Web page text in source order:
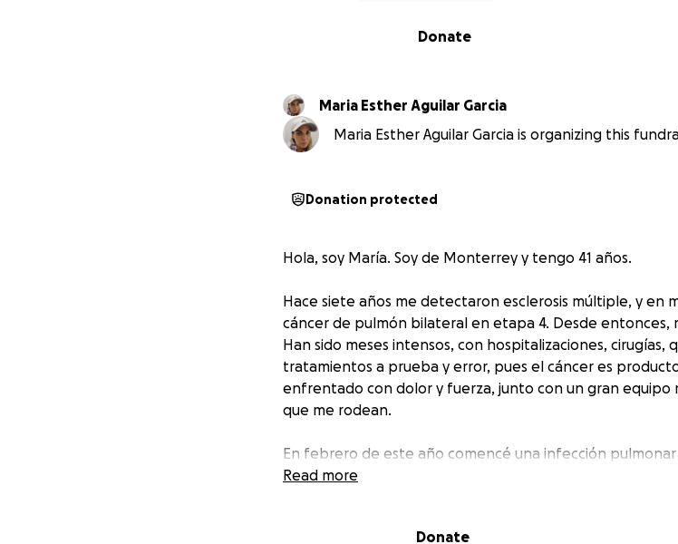
Donate
Maria Esther Aguilar Garcia
Maria Esther Aguilar Garcia is organizing this
Donation protected
Hola, soy María. Soy de Monterrey y tengo 41 años.
Hace siete años me detectaron esclerosis múltiple, y en
cáncer de pulmón bilateral en etapa 4. Desde entonces,
Han sido meses intensos, con hospitalizaciones, cirugías,
tratamientos a prueba y error, pues el cáncer es
enfrentado con dolor y fuerza, junto con un gran equipo
que me rodean.
En febrero de este año comencé una infección pulmonar
por un hongo que dañó gravemente mis pulmones,
Read more
Donate